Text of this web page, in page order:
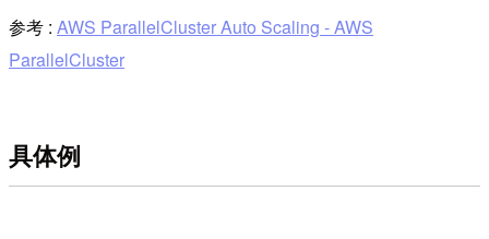
参考 : AWS ParallelCluster Auto Scaling - AWS
ParallelCluster
具体例